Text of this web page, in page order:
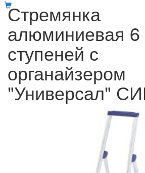
Стремянка
алюминиевая 6
ступеней с
органайзером
"Универсал"